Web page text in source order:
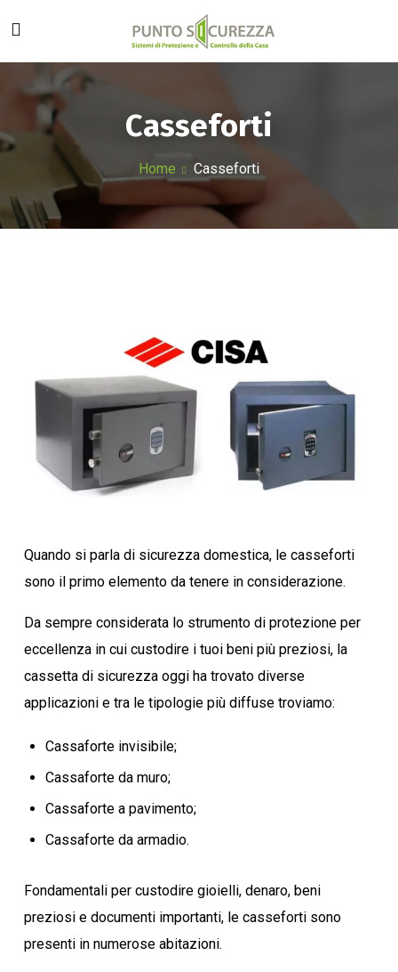
Casseforti
Home Casseforti
Quando si parla di sicurezza domestica, le casseforti
sono il primo elemento da tenere in considerazione.
Da sempre considerata lo strumento di protezione per
eccellenza in cui custodire i tuoi beni più preziosi, la
cassetta di sicurezza oggi ha trovato diverse
applicazioni e tra le tipologie più diffuse troviamo:
Cassaforte invisibile;
Cassaforte da muro;
Cassaforte a pavimento;
Cassaforte da armadio.
Fondamentali per custodire gioielli, denaro, beni
preziosi e documenti importanti, le casseforti sono
presenti in numerose abitazioni.